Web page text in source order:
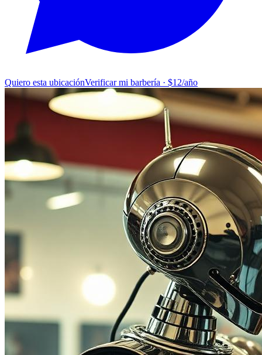
Quiero esta ubicaciónVerificar mi barbería · $12/año